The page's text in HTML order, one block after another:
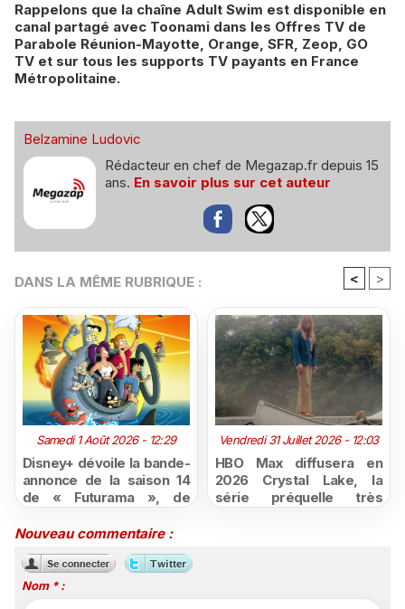
Rappelons que la chaîne Adult Swim est disponible en
canal partagé avec Toonami dans les Offres TV de
Parabole Réunion-Mayotte, Orange, SFR, Zeop, GO
TV et sur tous les supports TV payants en France
Métropolitaine.
Belzamine Ludovic
Rédacteur en chef de Megazap.fr depuis 15
ans. En savoir plus sur cet auteur
DANS LA MÊME RUBRIQUE : < >
Samedi 1 Août 2026 - 12:29
Disney+ dévoile la bande-
annonce de la saison 14
de « Futurama », de
Vendredi 31 Juillet 2026 - 12:03
HBO Max diffusera en
2026 Crystal Lake, la
série préquelle très
Nouveau commentaire :
Nom * :